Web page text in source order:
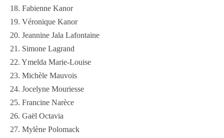
18. Fabienne Kanor
19. Véronique Kanor
20. Jeannine Jala Lafontaine
21. Simone Lagrand
22. Ymelda Marie-Louise
23. Michèle Mauvois
24. Jocelyne Mouriesse
25. Francine Narèce
26. Gaël Octavia
27. Mylène Polomack